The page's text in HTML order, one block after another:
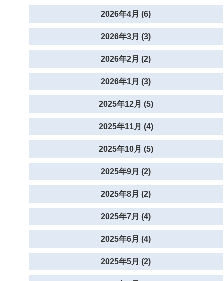
2026年4月 (6)
2026年3月 (3)
2026年2月 (2)
2026年1月 (3)
2025年12月 (5)
2025年11月 (4)
2025年10月 (5)
2025年9月 (2)
2025年8月 (2)
2025年7月 (4)
2025年6月 (4)
2025年5月 (2)